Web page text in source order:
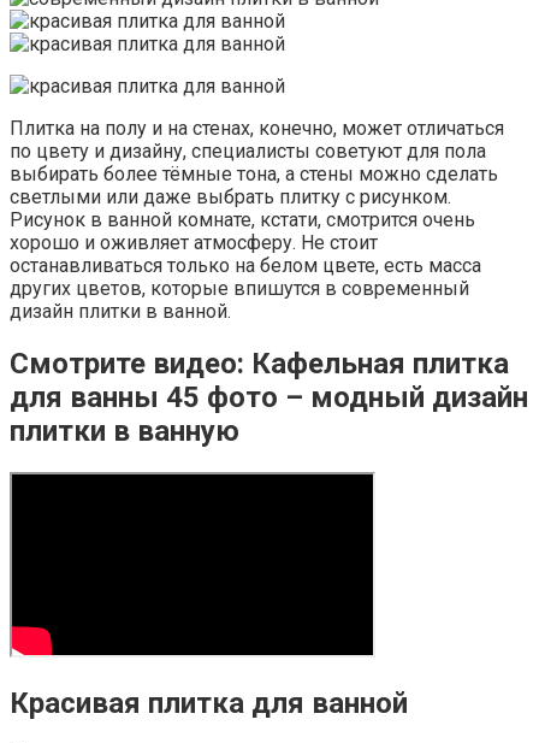
Плитка на полу и на стенах, конечно, может отличаться
по цвету и дизайну, специалисты советуют для пола
выбирать более тёмные тона, а стены можно сделать
светлыми или даже выбрать плитку с рисунком.
Рисунок в ванной комнате, кстати, смотрится очень
хорошо и оживляет атмосферу. Не стоит
останавливаться только на белом цвете, есть масса
других цветов, которые впишутся в современный
дизайн плитки в ванной.
Смотрите видео: Кафельная плитка
для ванны 45 фото – модный дизайн
плитки в ванную
Красивая плитка для ванной